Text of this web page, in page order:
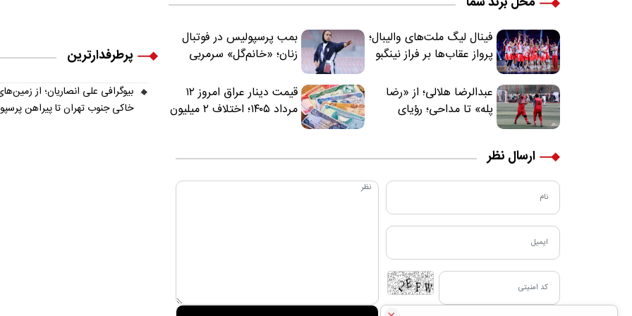
فینال لیگ ملت‌های والیبال؛
پرواز عقاب‌ها بر فراز نینگبو
بمب پرسپولیس در فوتبال
زنان؛ «خانم‌گل» سرمربی
عبدالرضا هلالی؛ از «رضا
پله» تا مداحی؛ رؤیای
قیمت دینار عراق امروز ۱۲
مرداد ۱۴۰۵؛ اختلاف ۲ میلیون
ارسال نظر
پرطرفدارترین
بیوگرافی علی انصاریان؛ از
خاکی جنوب تهران تا پیراهن